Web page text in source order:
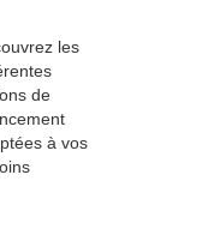
les
de
à vos